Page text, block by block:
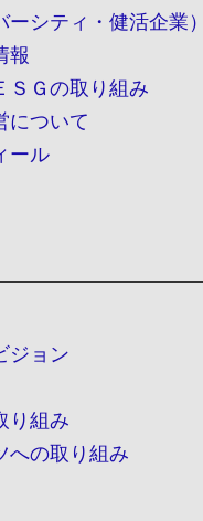
シティ・健活企業）
報
ＳＧの取り組み
について
ール
ジョン
り組み
への取り組み